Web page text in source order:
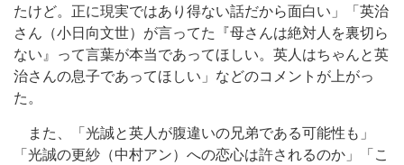
たけど。正に現実ではあり得ない話だから面白い」「英治
さん（小日向文世）が言ってた『母さんは絶対人を裏切ら
ない』って言葉が本当であってほしい。英人はちゃんと英
治さんの息子であってほしい」などのコメントが上がっ
た。
また、「光誠と英人が腹違いの兄弟である可能性も」
「光誠の更紗（中村アン）への恋心は許されるのか」「こ